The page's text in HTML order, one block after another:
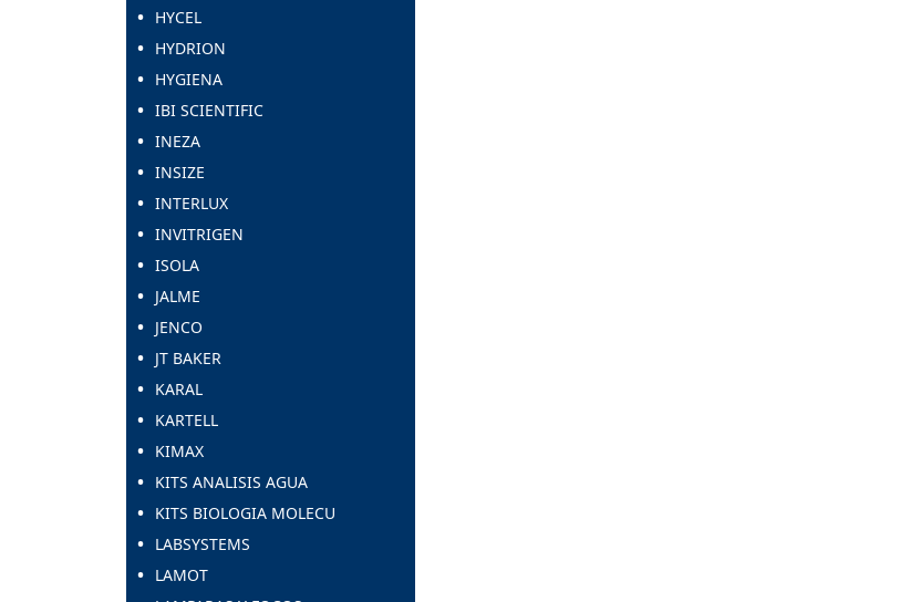
HYCEL
HYDRION
HYGIENA
IBI SCIENTIFIC
INEZA
INSIZE
INTERLUX
INVITRIGEN
ISOLA
JALME
JENCO
JT BAKER
KARAL
KARTELL
KIMAX
KITS ANALISIS AGUA
KITS BIOLOGIA MOLECU
LABSYSTEMS
LAMOT